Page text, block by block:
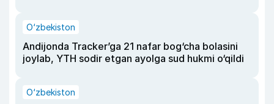
O‘zbekiston
Andijonda Tracker’ga 21 nafar bog‘cha bolasini
joylab, YTH sodir etgan ayolga sud hukmi o‘qildi
O‘zbekiston